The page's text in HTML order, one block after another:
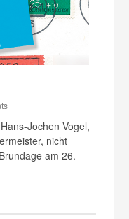
Jochen Vogel,
nicht
am 26.